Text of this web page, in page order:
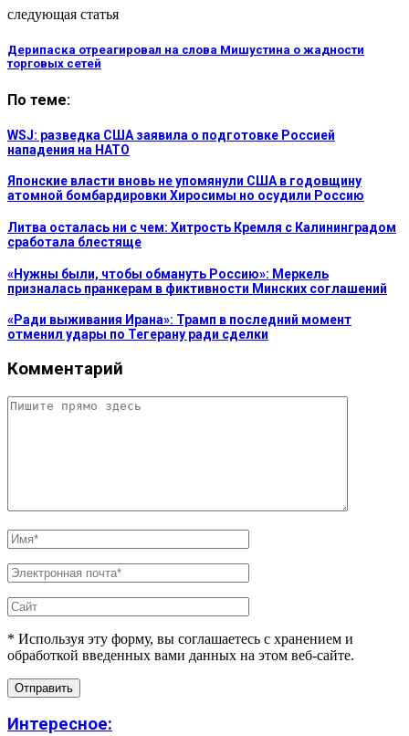
следующая статья
Дерипаска отреагировал на слова Мишустина о жадности
торговых сетей
По теме:
WSJ: разведка США заявила о подготовке Россией
нападения на НАТО
Японские власти вновь не упомянули США в годовщину
атомной бомбардировки Хиросимы но осудили Россию
Литва осталась ни с чем: Хитрость Кремля с Калининградом
сработала блестяще
«Нужны были, чтобы обмануть Россию»: Меркель
призналась пранкерам в фиктивности Минских соглашений
«Ради выживания Ирана»: Трамп в последний момент
отменил удары по Тегерану ради сделки
Комментарий
* Используя эту форму, вы соглашаетесь с хранением и
обработкой введенных вами данных на этом веб-сайте.
Интересное: